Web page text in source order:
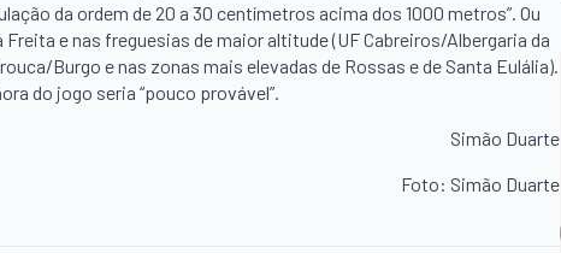
da ordem de 20 a 30 centímetros acima dos 1000 metros”. Ou
e nas freguesias de maior altitude (UF Cabreiros/Albergaria da
Burgo e nas zonas mais elevadas de Rossas e de Santa Eulália).
do jogo seria “pouco provável”.
Simão Duarte
Foto: Simão Duarte